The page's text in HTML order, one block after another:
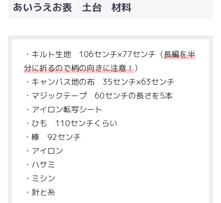
あいうえお表 土台 材料
・キルト生地 106センチ×77センチ（長編を半
分に折るので柄の向きに注意！）
・キャンバス地の布 35センチ×63センチ
・マジックテープ 60センチの長さを5本
・アイロン転写シート
・ひも 110センチくらい
・棒 92センチ
・アイロン
・ハサミ
・ミシン
・針と糸